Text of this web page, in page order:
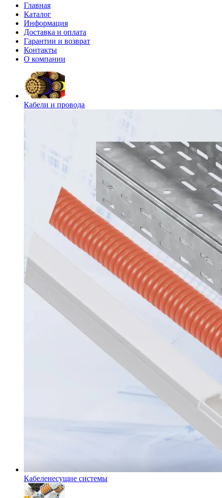
Главная
Каталог
Информация
Доставка и оплата
Гарантии и возврат
Контакты
О компании
Кабели и провода
Кабеленесущие системы